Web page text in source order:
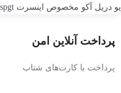
یو دریل آکو مخصوص اینسرت zcc spgt
پرداخت آنلاین امن
پرداخت با کارت‌های شتاب